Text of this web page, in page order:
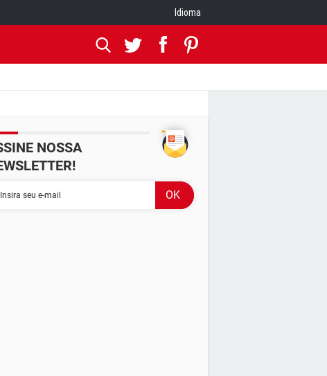
Idioma
NOSSA